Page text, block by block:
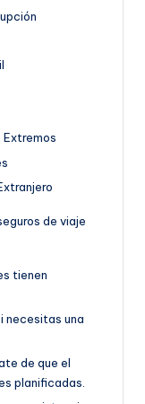
Extremos
de viaje
tienen
necesitas una
de que el
planificadas.